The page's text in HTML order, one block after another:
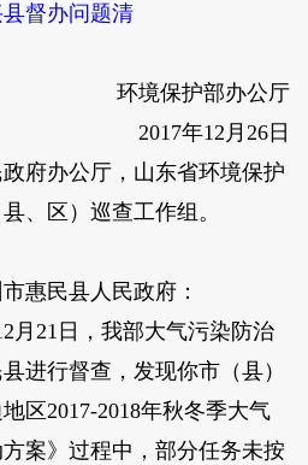
督办问题清
环境保护部办公厅
2017年12月26日
办公厅，山东省环境保护
、区）巡查工作组。
惠民县人民政府：
21日，我部大气污染防治
进行督查，发现你市（县）
区2017-2018年秋冬季大气
案》过程中，部分任务未按